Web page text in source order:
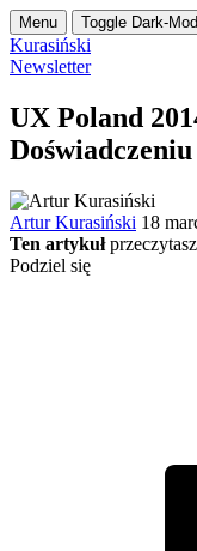
Menu Toggle Dark-
Kurasiński
Newsletter
UX Poland
Doświadczeniu
Artur Kurasiński 18
Ten artykuł
Podziel się